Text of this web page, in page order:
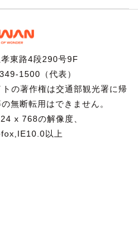
東路4段290号9F
1500（代表）
の著作権は交通部観光署に帰
無断転用はできません。
x 768の解像度、
以上